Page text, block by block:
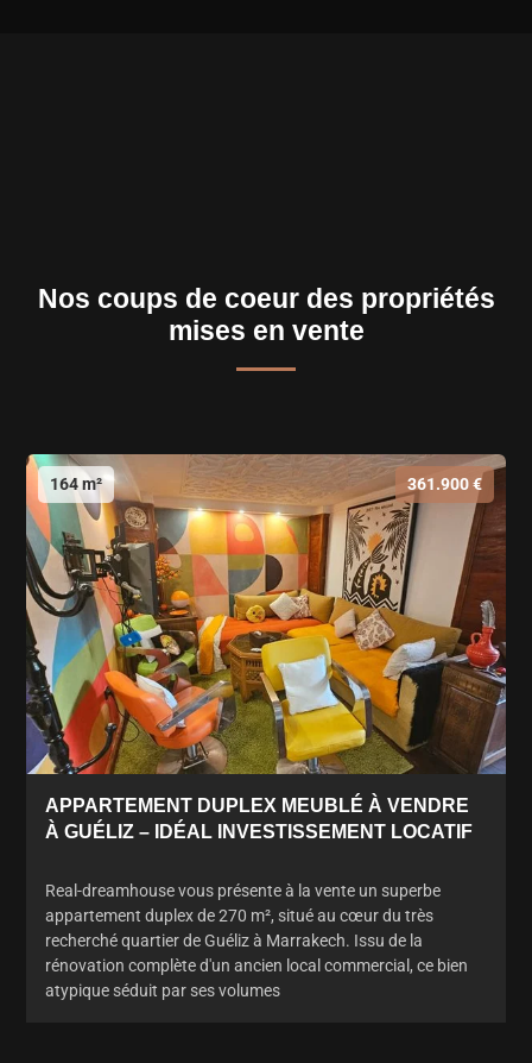
Nos coups de coeur des propriétés
mises en vente
164 m² 361.900 €
APPARTEMENT DUPLEX MEUBLÉ À VENDRE
À GUÉLIZ – IDÉAL INVESTISSEMENT LOCATIF
Real-dreamhouse vous présente à la vente un superbe
appartement duplex de 270 m², situé au cœur du très
recherché quartier de Guéliz à Marrakech. Issu de la
rénovation complète d'un ancien local commercial, ce bien
atypique séduit par ses volumes